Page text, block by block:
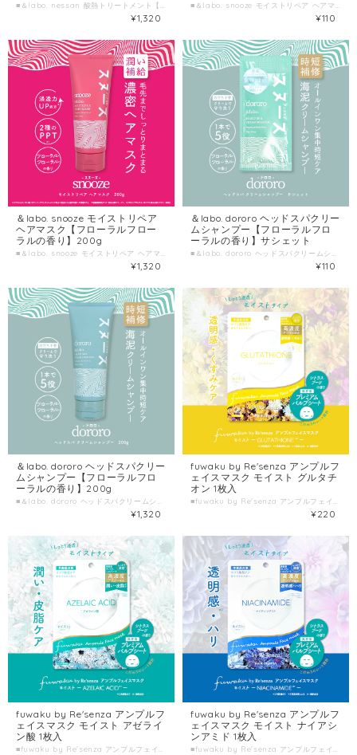
■＆labo. nessan 酸熱トリートメント【フローラルフローラルの香り】 ■種類別名称 トリートメント ■容量 200g ■製造国 日本 ■製造販売元 株式会社HORIZON
¥1,320
■＆labo. snooze モイストリペア ヘアマスク【フローラルフローラルの香り】サシェット ■種類別名称 ヘアトリートメント ■容量 10g ■製造国 日本 ■製造販売元 株式会社HORIZON
¥110
＆labo. snooze モイストリペア
ヘアマスク【フローラルフロー
ラルの香り】200g
■＆labo. snooze モイストリペア ヘアマスク【フローラルフローラルの香り】 ■種類別名称 ヘアトリートメント ■容量 200g ■製造国 日本 ■製造販売元 株式会社HORIZON
¥1,320
＆labo. dororo ヘッドスパクリー
ムシャンプー【フローラルフロ
ーラルの香り】サシェット
■＆labo. dororo ヘッドスパクリームシャンプー【フローラルフローラルの香り】サシェット ■種類別名称 シャンプー ■容量 10g ■製造国 日本 ■製造販売元 株式会社HORIZON
¥110
＆labo. dororo ヘッドスパクリー
ムシャンプー【フローラルフロ
ーラルの香り】200g
■＆labo. dororo ヘッドスパクリームシャンプー【フローラルフローラルの香り】 ■種類別名称 シャンプー ■容量 200g ■製造国 日本 ■製造販売元 株式会社HORIZON
¥1,320
fuwaku by Re'senza アンプルフ
ェイスマスク モイスト グルタチ
オン 1枚入
■fuwaku by Re'senza アンプルフェイスマスク モイスト グルタチオン ■種類別名称 シート状フェイスマスク ■容量 1枚入(美容液23mL) ■製造国 日本 ■製造販売元 株式会社HORIZON
¥220
fuwaku by Re'senza アンプルフ
ェイスマスク モイスト アゼライ
ン酸 1枚入
■fuwaku by Re'senza アンプルフェイスマスク モイスト アゼライン酸 ■種類別名称 シート状フェイスマスク ■容量 1枚入(美容液23mL) ■製造国 日本 ■製造販売元 株式会社HORIZON
fuwaku by Re'senza アンプルフ
ェイスマスク モイスト ナイアシ
ンアミド 1枚入
■fuwaku by Re'senza アンプルフェイスマスク モイスト ナイアシンアミド ■種類別名称 シート状フェイスマスク ■容量 1枚入(美容液23mL) ■製造国 日本 ■製造販売元 株式会社HORIZON